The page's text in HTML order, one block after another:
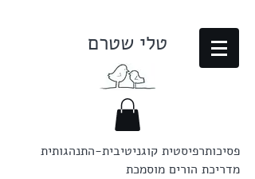
טלי שטרם
פסיכותרפיסטית קוגניטיבית-התנהגותית
מדריכת הורים מוסמכת